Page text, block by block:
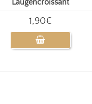
Laugencroissant
1,90€